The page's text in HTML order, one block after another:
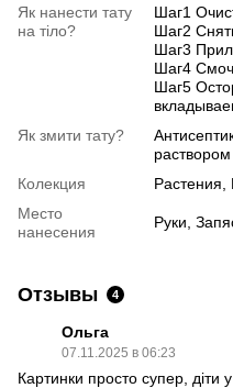
Як нанести тату
на тіло?
Шаг1
Шаг2
Шаг3
Шаг4
Шаг5
Як змити тату?
Колекция
Место
нанесения
Руки,
Отзывы 4
Ольга
07.11.2025 в 06:23
Картинки просто супер, діти у